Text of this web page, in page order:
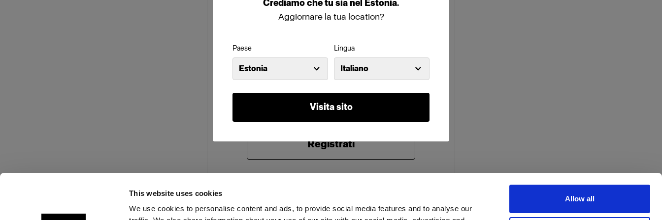
This website uses cookies
We use cookies to personalise content and ads, to provide social media features and to analyse our
Allow all
Crediamochetu sianel Estonia.
Aggiornare la tua location?
Paese
Estonia
Lingua
Italiano
Visita sito
Password
Hai dimenticato la password?
Accedi
Registrati